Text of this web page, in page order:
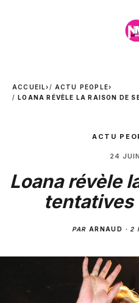
ACCUEIL› ACTU PEOPLE›
LOANA RÉVÈLE LA RAISON DE
ACTU
24
Loana révèle
tentatives
PAR ARNAUD · 2